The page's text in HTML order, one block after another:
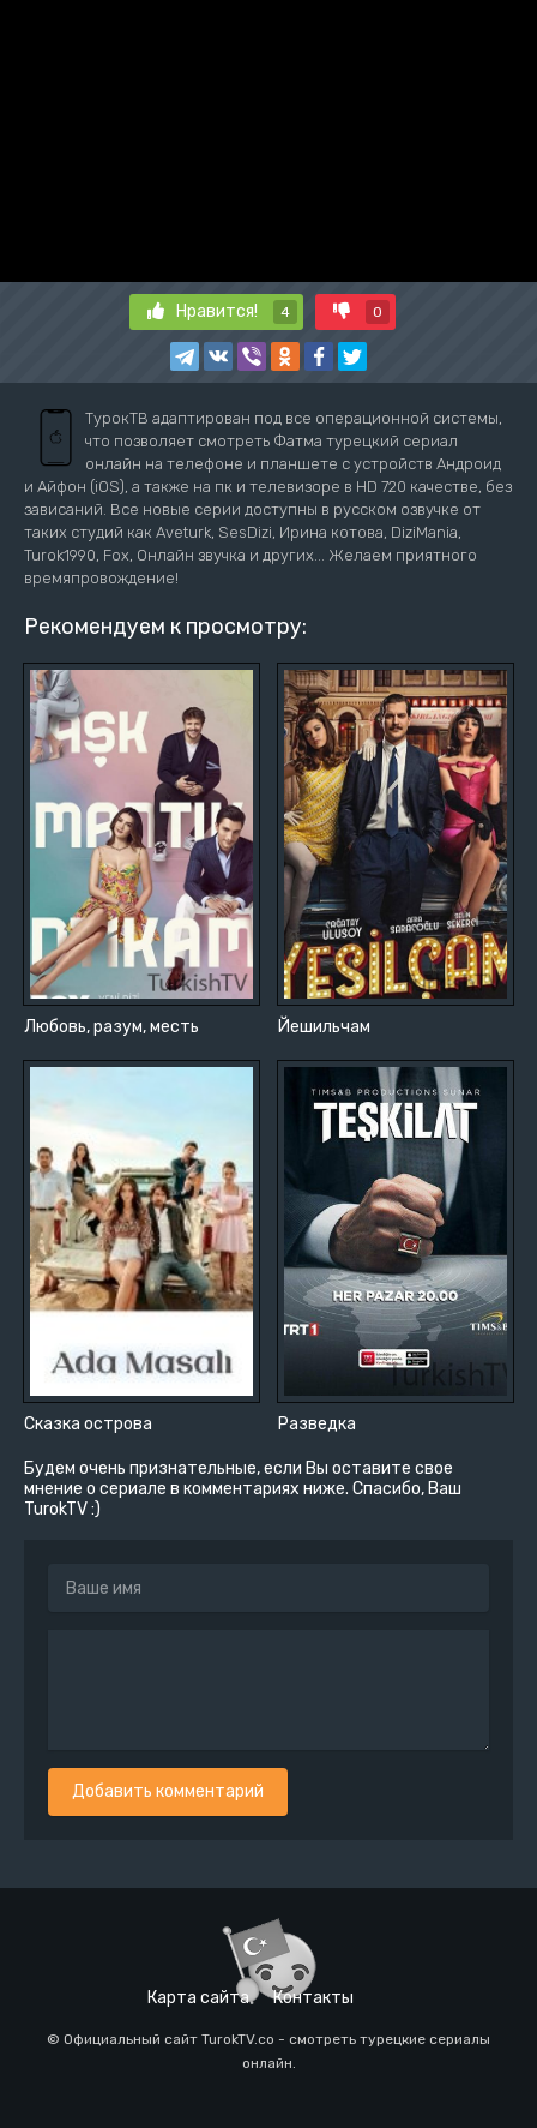
Нравится! 4 0
ТурокТВ адаптирован под все операционной системы,
что позволяет смотреть Фатма турецкий сериал
онлайн на телефоне и планшете с устройств Андроид
и Айфон (iOS), а также на пк и телевизоре в HD 720 качестве, без
зависаний. Все новые серии доступны в русском озвучке от
таких студий как Aveturk, SesDizi, Ирина котова, DiziMania,
Turok1990, Fox, Онлайн звучка и других... Желаем приятного
времяпровождение!
Рекомендуем к просмотру:
Любовь, разум, месть Йешильчам
Сказка острова Разведка
Будем очень признательные, если Вы оставите свое
мнение о сериале в комментариях ниже. Спасибо, Ваш
TurokTV :)
Добавить комментарий
Карта сайта Контакты
© Официальный сайт TurokTV.co - смотреть турецкие сериалы
онлайн.